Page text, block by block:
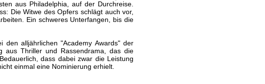
aus Philadelphia, auf der Durchreise.
Die Witwe des Opfers schlägt auch vor,
Ein schweres Unterfangen, bis die
alljährlichen "Academy Awards" der
aus Thriller und Rassendrama, das die
dass dabei zwar die Leistung
einmal eine Nominierung erhielt.